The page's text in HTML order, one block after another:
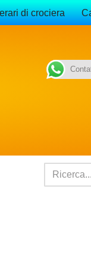
di crociera